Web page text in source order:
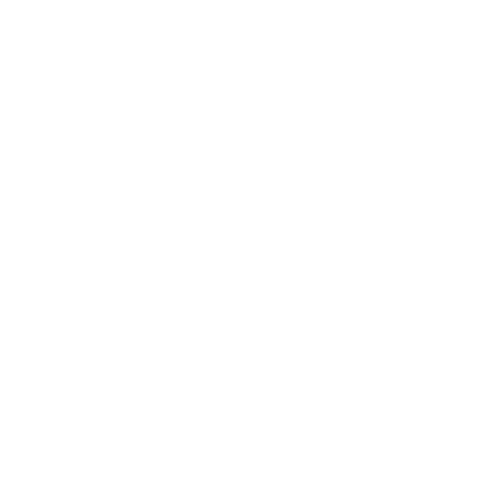
輸入車の施工事
STEP MOTORSでは、国産車のみならず、輸入車の鈑金・修
世界のほぼ全てのメーカーに対応しているから、あなたのご